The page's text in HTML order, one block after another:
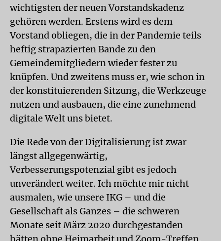
wichtigsten der neuen Vorstandskadenz
gehören werden. Erstens wird es dem
Vorstand obliegen, die in der Pandemie teils
heftig strapazierten Bande zu den
Gemeindemitgliedern wieder fester zu
knüpfen. Und zweitens muss er, wie schon in
der konstituierenden Sitzung, die Werkzeuge
nutzen und ausbauen, die eine zunehmend
digitale Welt uns bietet.
Die Rede von der Digitalisierung ist zwar
längst allgegenwärtig,
Verbesserungspotenzial gibt es jedoch
unverändert weiter. Ich möchte mir nicht
ausmalen, wie unsere IKG – und die
Gesellschaft als Ganzes – die schweren
Monate seit März 2020 durchgestanden